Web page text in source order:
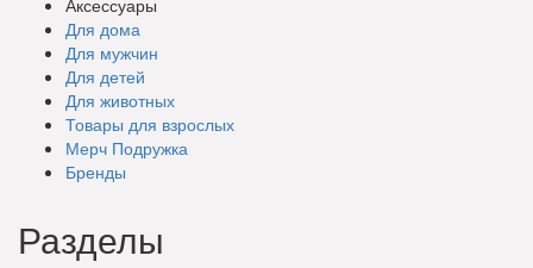
Для дома
Для мужчин
Для детей
Для животных
Товары для взрослых
Мерч Подружка
Бренды
Разделы